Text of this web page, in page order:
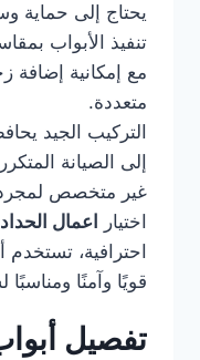
يحتاج إلى حماية
تنفيذ الأبواب
مع إمكانية إضافة
متعددة.
التركيب الجيد
إلى الصيانة
غير متخصص
اختيار
اعمال
احترافية،
قويًا وآمنًا
تفصيل